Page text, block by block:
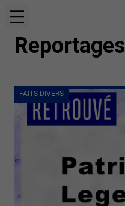
Reportages
FAITS DIVERS